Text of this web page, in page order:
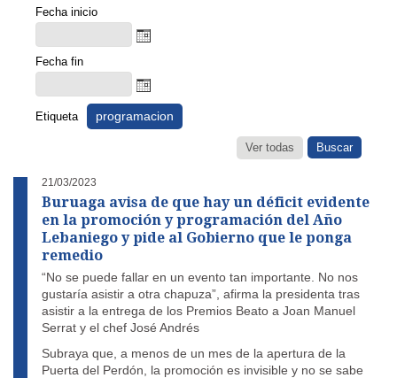
Fecha inicio
Fecha fin
Etiqueta programacion
Ver todas
21/03/2023
Buruaga avisa de que hay un déficit evidente
en la promoción y programación del Año
Lebaniego y pide al Gobierno que le ponga
remedio
“No se puede fallar en un evento tan importante. No nos
gustaría asistir a otra chapuza”, afirma la presidenta tras
asistir a la entrega de los Premios Beato a Joan Manuel
Serrat y el chef José Andrés
Subraya que, a menos de un mes de la apertura de la
Puerta del Perdón, la promoción es invisible y no se sabe